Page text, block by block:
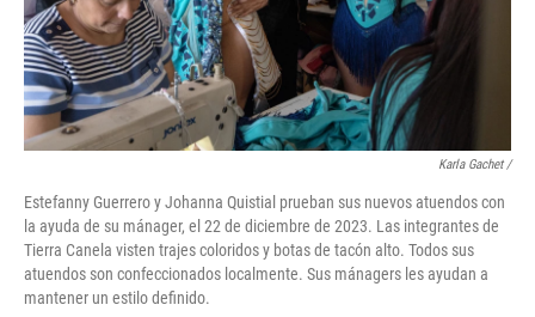
Karla Gachet/
Estefanny Guerrero y Johanna Quistial prueban sus nuevos atuendos con
la ayuda de su mánager, el 22 de diciembre de 2023. Las integrantes de
Tierra Canela visten trajes coloridos y botas de tacón alto. Todos sus
atuendos son confeccionados localmente. Sus mánagers les ayudan a
mantener un estilo definido.